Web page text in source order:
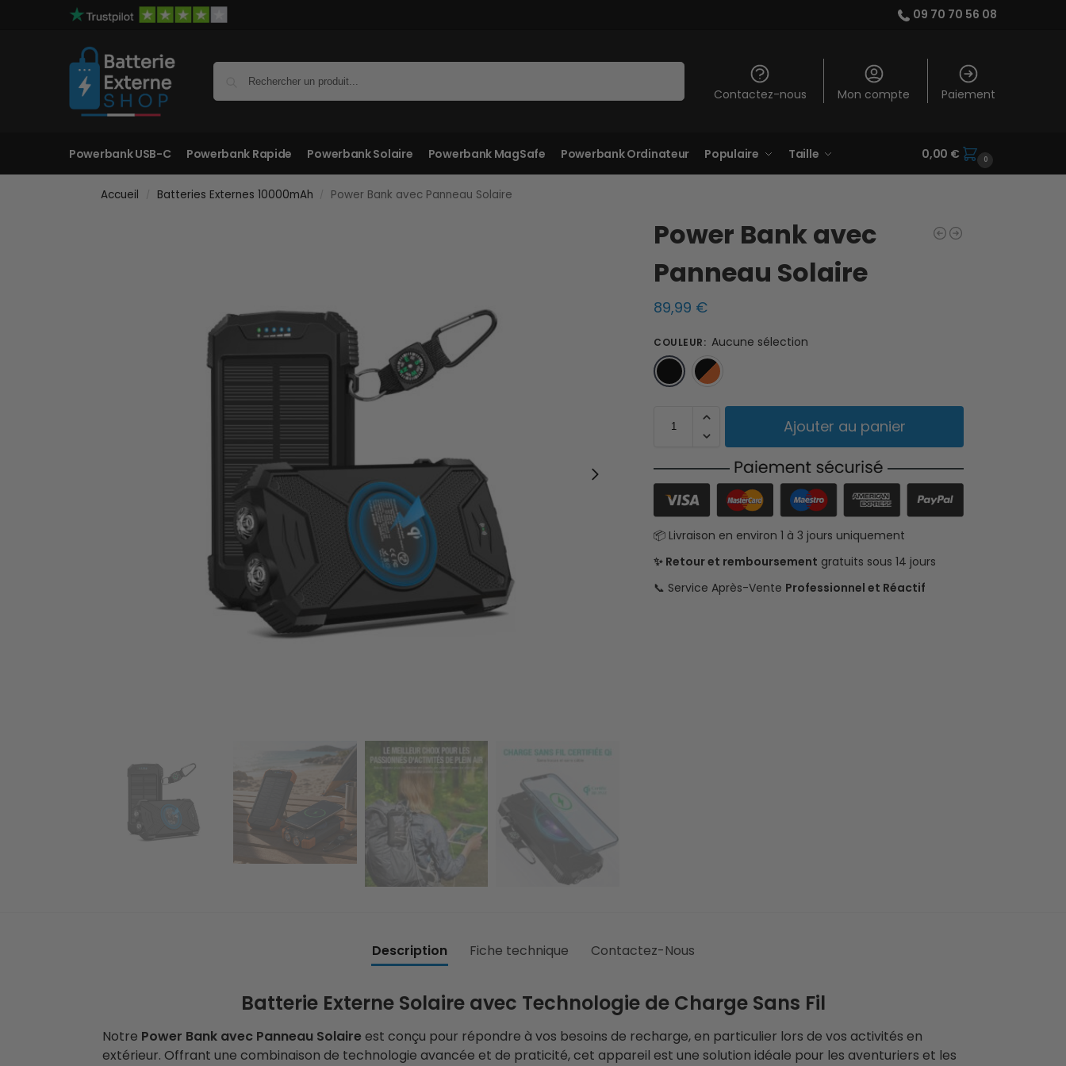
09 70 70 56 08
Contactez-nous Mon compte Paiement
Powerbank USB-C Powerbank Rapide Powerbank Solaire Powerbank MagSafe Powerbank Ordinateur Populaire Taille 0,00 € 0
Accueil Batteries Externes 10000mAh Power Bank avec Panneau Solaire
Power Bank avec
Panneau Solaire
89,99 €
COULEUR: Aucune sélection
Ajouter au panier
📦 Livraison en environ 1 à 3 jours uniquement
✨ Retour et remboursement gratuits sous 14 jours
📞 Service Après-Vente Professionnel et Réactif
Description Fiche technique Contactez-Nous
Batterie Externe Solaire avec Technologie de Charge Sans Fil
Notre Power Bank avec Panneau Solaire est conçu pour répondre à vos besoins de recharge, en particulier lors de vos activités en
extérieur. Offrant une combinaison de technologie avancée et de praticité, cet appareil est une solution idéale pour les aventuriers et les